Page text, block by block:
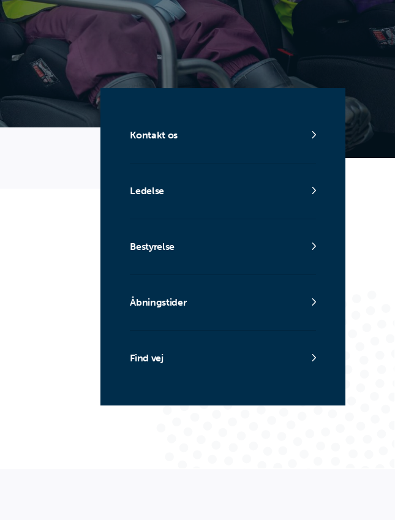
Kontakt os
Ledelse
Bestyrelse
Åbningstider
Find vej